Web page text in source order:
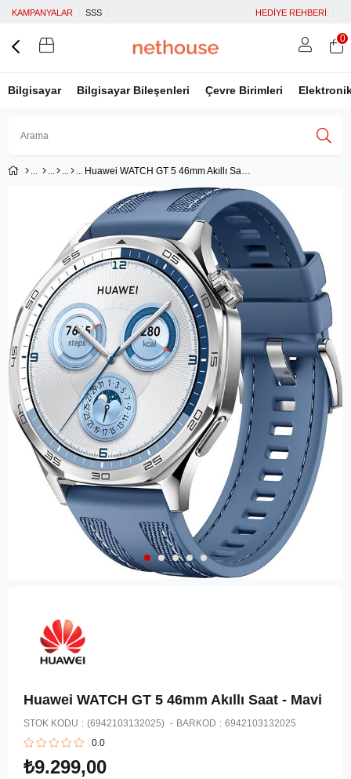
KAMPANYALAR SSS HEDİYE REHBERİ
Bilgisayar Bilgisayar Bileşenleri Çevre Birimleri
Google İle Bağlan
0
Huawei WATCH GT 5 46mm Akıllı Saat - Mavi
Huawei WATCH GT 5 46mm Akıllı Saat - Mavi
STOK KODU (6942103132025) BARKOD : 6942103132025
0.0
₺9.299,00